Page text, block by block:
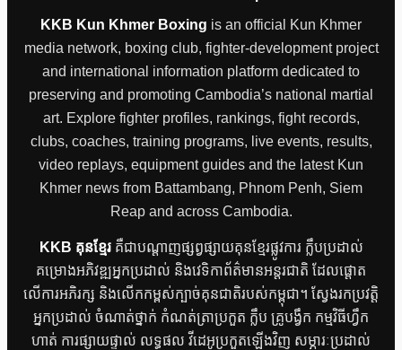
KKB Kun Khmer Boxing is an official Kun Khmer
media network, boxing club, fighter-development project
and international information platform dedicated to
preserving and promoting Cambodia’s national martial
art. Explore fighter profiles, rankings, fight records,
clubs, coaches, training programs, live events, results,
video replays, equipment guides and the latest Kun
Khmer news from Battambang, Phnom Penh, Siem
Reap and across Cambodia.
KKB គុនខ្មែរគឺជាបណ្តាញផ្សព្វផ្សាយគុនខ្មែរផ្លូវការ ក្លឹបប្រដាល់
គម្រោងអភិវឌ្ឍអ្នកប្រដាល់ និងវេទិកាព័ត៌មានអន្តរជាតិ ដែលផ្តោត
លើការអភិរក្ស និងលើកកម្ពស់ក្បាច់គុនជាតិរបស់កម្ពុជា។ ស្វែងរកប្រវត្តិ
អ្នកប្រដាល់ ចំណាត់ថ្នាក់ កំណត់ត្រាប្រកួត ក្លឹប គ្រូបង្វឹក កម្មវិធីហ្វឹក
ហាត់ ការផ្សាយផ្ទាល់ លទ្ធផល វីដេអូប្រកួតឡើងវិញ សម្ភារៈប្រដាល់